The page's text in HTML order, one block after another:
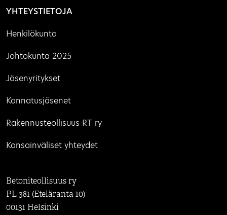
YHTEYSTIETOJA
Henkilökunta
Johtokunta 2025
Jäsenyritykset
Kannatusjäsenet
Rakennusteollisuus RT ry
Kansainväliset yhteydet
Betoniteollisuus ry
PL 381 (Eteläranta 10)
00131 Helsinki